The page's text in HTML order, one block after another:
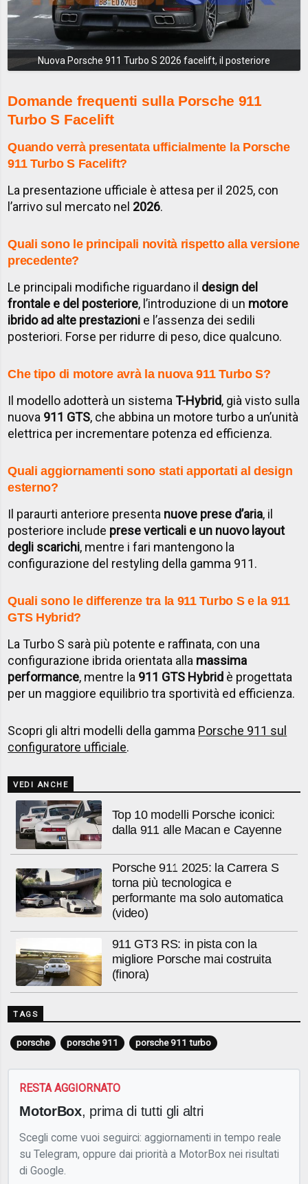
Nuova Porsche 911 Turbo S 2026 facelift, il posteriore
Domande frequenti sulla Porsche 911
Turbo S Facelift
Quando verrà presentata ufficialmente la Porsche
911 Turbo S Facelift?
La presentazione ufficiale è attesa per il 2025, con
l’arrivo sul mercato nel 2026.
Quali sono le principali novità rispetto alla versione
precedente?
Le principali modifiche riguardano il design del
frontale e del posteriore, l’introduzione di un motore
ibrido ad alte prestazioni e l’assenza dei sedili
posteriori. Forse per ridurre di peso, dice qualcuno.
Che tipo di motore avrà la nuova 911 Turbo S?
Il modello adotterà un sistemaT-Hybrid, già visto sulla
nuova 911 GTS, che abbina un motore turbo a un’unità
elettrica per incrementare potenza ed efficienza.
Quali aggiornamenti sono stati apportati al design
esterno?
Il paraurti anteriore presenta nuove prese d’aria, il
posteriore include prese verticali e un nuovo layout
degli scarichi, mentre i fari mantengono la
configurazione del restyling della gamma 911.
Quali sono le differenze tra la 911 Turbo S e la 911
GTS Hybrid?
La Turbo S sarà più potente e raffinata, con una
configurazione ibrida orientata alla massima
performance, mentre la 911 GTS Hybrid è progettata
per un maggiore equilibrio tra sportività ed efficienza.
Scopri gli altri modelli della gamma Porsche 911 sul
configuratore ufficiale.
VEDI ANCHE
Top 10 modelli Porsche iconici:
dalla 911 alle Macan e Cayenne
Porsche 911 2025: la Carrera S
torna più tecnologica e
performante ma solo automatica
(video)
911 GT3 RS: in pista con la
migliore Porsche mai costruita
(finora)
TAGS
porsche porsche 911 porsche 911 turbo
RESTA AGGIORNATO
MotorBox, prima di tutti gli altri
Scegli come vuoi seguirci: aggiornamenti in tempo reale
su Telegram, oppure dai priorità a MotorBox nei risultati
di Google.